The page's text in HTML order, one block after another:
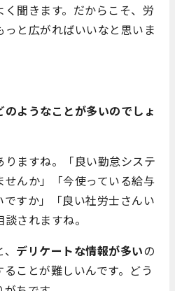
聞きます。だからこそ、労
と広がればいいなと思いま
ようなことが多いのでしょ
りますね。「良い勤怠システ
んか」「今使っている給与
すか」「良い社労士さんい
されますね。
デリケートな情報が多いの
ことが難しいんです。どう